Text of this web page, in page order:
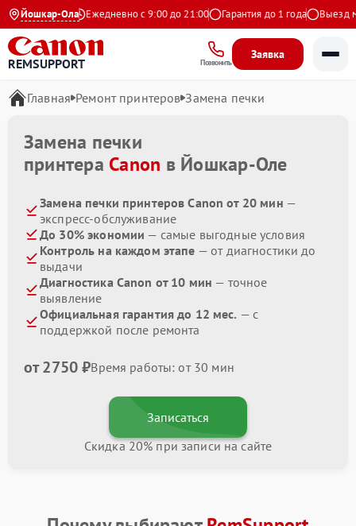
Йошкар-Ола
на Яндекс Ежедневно с 9:00 до 21:00 Гарантия до 1 года Выезд
REMSUPPORT Позвонить
Заявка
Главная Ремонт принтеров Замена печки
Замена печки
принтера Canon в Йошкар-Оле
Замена печки принтеров Canon от 20 мин —
экспресс-обслуживание
До 30% экономии — самые выгодные условия
Контроль на каждом этапе — от диагностики до
выдачи
Диагностика Canon от 10 мин — точное
выявление
Официальная гарантия до 12 мес. — с
поддержкой после ремонта
от 2750 ₽Время работы: от 30 мин
Записаться
Скидка 20% при записи на сайте